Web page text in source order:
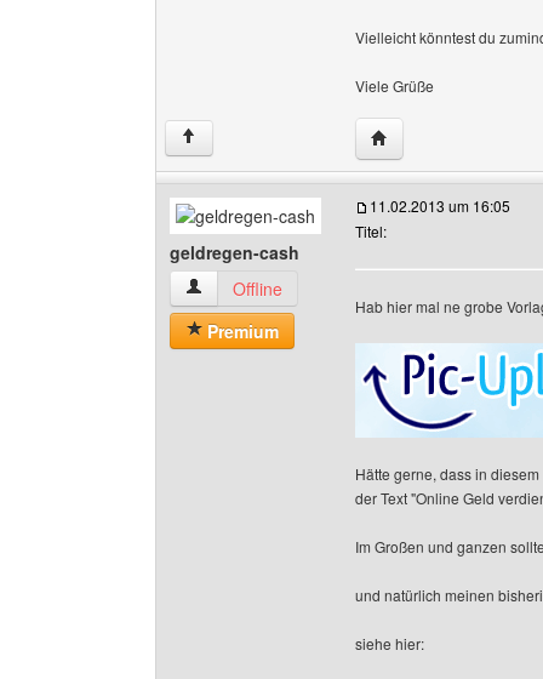
Vielleicht könntest du
Viele Grüße
↑ Website dieses
geldregen-cash
geldregen-cash Benutzer-Profile anzeigen
Offline
Premium
11.02.2013 um 16:05
Titel:
Hab hier mal ne grobe
Hätte gerne, dass in
der Text "Online Geld
Im Großen und ganzen
und natürlich meinen
siehe hier: